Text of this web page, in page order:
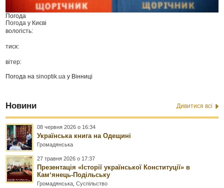
Погода
Погода у Києві
вологість:
тиск:
вітер:
Погода наsinoptik.ua у Вінниці
Новини Дивитися всі
08 червня 2026 о 16:34
Українська книга на Одещині
Громадянська
27 травня 2026 о 17:37
Презентація «Історії української Конституції» в
Камʼянець-Подільську
Громадянська ,Суспільство